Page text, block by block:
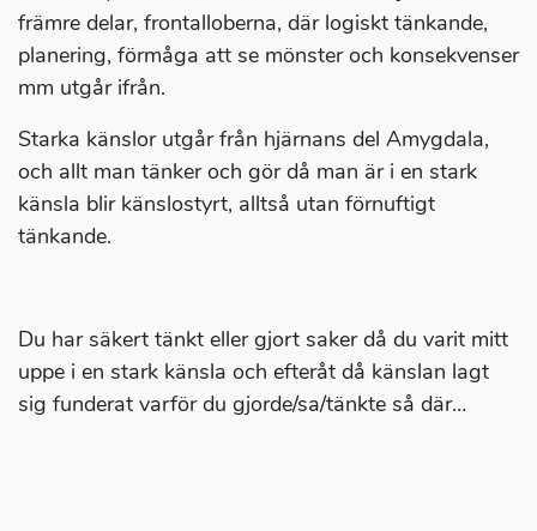
främre delar, frontalloberna, där logiskt tänkande,
planering, förmåga att se mönster och konsekvenser
mm utgår ifrån.
Starka känslor utgår från hjärnans del Amygdala,
och allt man tänker och gör då man är i en stark
känsla blir känslostyrt, alltså utan förnuftigt
tänkande.
Du har säkert tänkt eller gjort saker då du varit mitt
uppe i en stark känsla och efteråt då känslan lagt
sig funderat varför du gjorde/sa/tänkte så där…